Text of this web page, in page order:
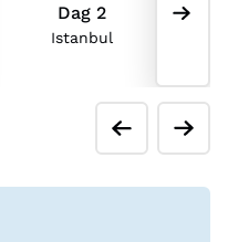
Dag 2
Istanbul